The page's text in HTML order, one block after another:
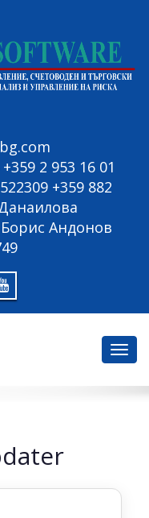
2 953 16 01
+359 882
Борис Андонов